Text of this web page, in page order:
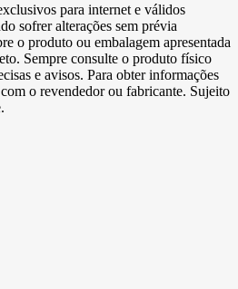
para internet e válidos
sofrer alterações sem prévia
o produto ou embalagem apresentada
Sempre consulte o produto físico
e avisos. Para obter informações
o revendedor ou fabricante. Sujeito